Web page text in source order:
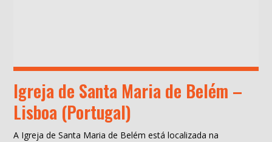
Igreja de Santa Maria de Belém –
Lisboa (Portugal)
A Igreja de Santa Maria de Belém está localizada na